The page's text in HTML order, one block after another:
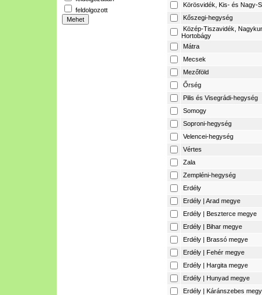
feldolgozott
Körösvidék, Kis- és Nagy-
Kőszegi-hegység
Közép-Tiszavidék,
Hortobágy
Mátra
Mecsek
Mezőföld
Őrség
Pilis és Visegrádi-hegység
Somogy
Soproni-hegység
Velencei-hegység
Vértes
Zala
Zempléni-hegység
Erdély
Erdély | Arad megye
Erdély | Beszterce megye
Erdély | Bihar megye
Erdély | Brassó megye
Erdély | Fehér megye
Erdély | Hargita megye
Erdély | Hunyad megye
Erdély | Káránszebes